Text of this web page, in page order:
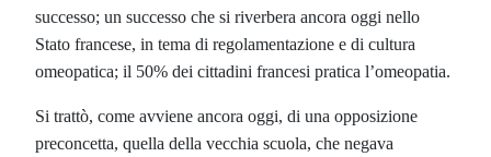
successo; un successo che si riverbera ancora oggi nello
Stato francese, in tema di regolamentazione e di cultura
omeopatica; il 50% dei cittadini francesi pratica l’omeopatia.
Si trattò, come avviene ancora oggi, di una opposizione
preconcetta, quella della vecchia scuola, che negava